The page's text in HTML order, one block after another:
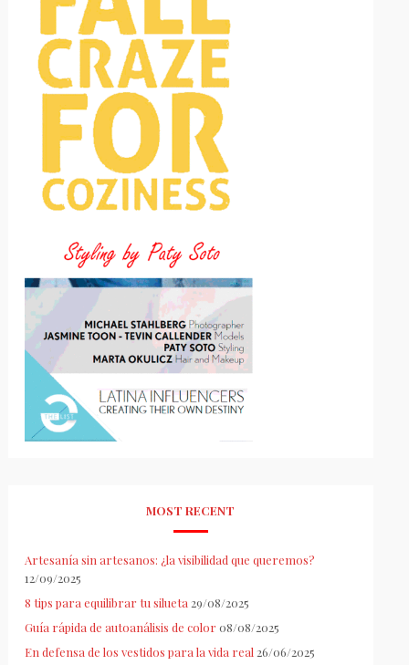
MOST RECENT
Artesanía sin artesanos: ¿la visibilidad que queremos?
12/09/2025
8 tips para equilibrar tu silueta 29/08/2025
Guía rápida de autoanálisis de color 08/08/2025
En defensa de los vestidos para la vida real 26/06/2025